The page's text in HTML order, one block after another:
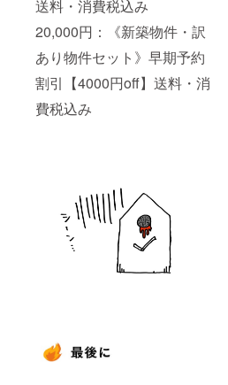
送料・消費税込み
20,000円：《新築物件・訳
あり物件セット》早期予約
割引【4000円off】送料・消
費税込み